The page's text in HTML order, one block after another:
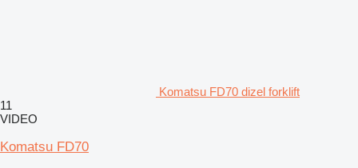
Komatsu FD70 dizel forklift
11
VIDEO
Komatsu FD70